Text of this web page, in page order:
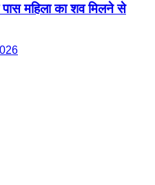
महिला का शव मिलने से